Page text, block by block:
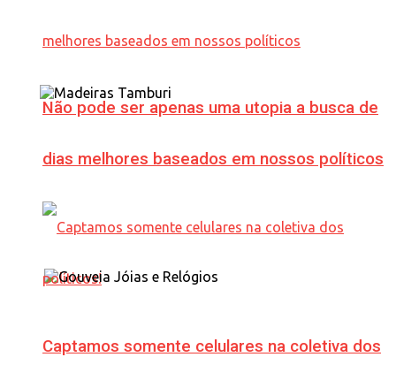
Não pode ser apenas uma utopia a busca de
dias melhores baseados em nossos políticos
Captamos somente celulares na coletiva dos